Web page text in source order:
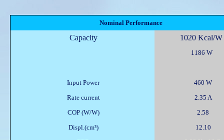
Nominal Performance
Capacity 1020 Kcal/W
1186 W
Input Power
460 W
Rate current
2.35 A
COP (W/W)
2.58
Displ.(cm³)
12.10